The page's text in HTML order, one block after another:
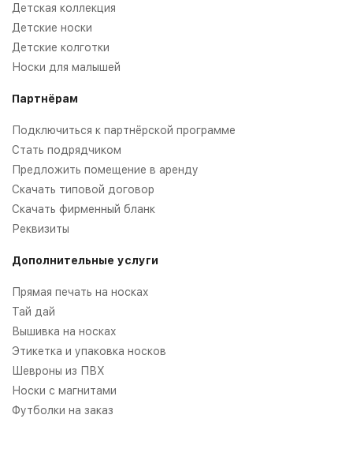
Детская коллекция
Детские носки
Детские колготки
Носки для малышей
Партнёрам
Подключиться к партнёрской программе
Стать подрядчиком
Предложить помещение в аренду
Скачать типовой договор
Скачать фирменный бланк
Реквизиты
Дополнительные услуги
Прямая печать на носках
Тай дай
Вышивка на носках
Этикетка и упаковка носков
Шевроны из ПВХ
Носки с магнитами
Футболки на заказ